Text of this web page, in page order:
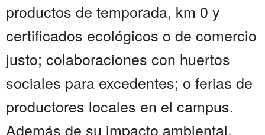
productos de temporada, km 0 y
certificados ecológicos o de comercio
justo; colaboraciones con huertos
sociales para excedentes; o ferias de
productores locales en el campus.
Además de su impacto ambiental,